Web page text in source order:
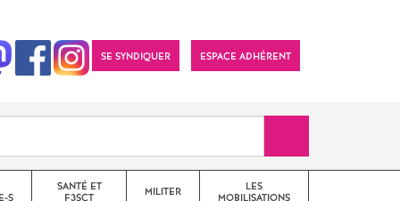
SE SYNDIQUER ESPACE ADHÉRENT
SANTÉ ET
MILITER
LES